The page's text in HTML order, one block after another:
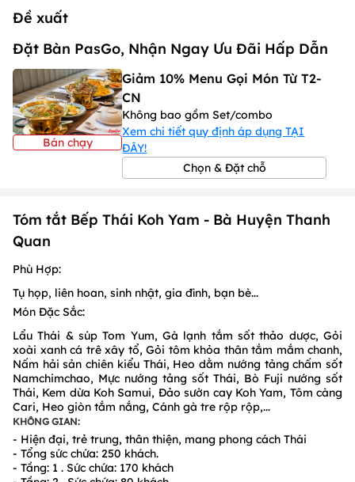
Đề xuất
Đặt Bàn PasGo, Nhận Ngay Ưu Đãi Hấp Dẫn
Bán chạy
Giảm 10% Menu Gọi Món Từ T2-
CN
Không bao gồm Set/combo
Xem chi tiết quy định áp dụng TẠI
ĐÂY!
Chọn & Đặt chỗ
Tóm tắt Bếp Thái Koh Yam - Bà Huyện Thanh
Quan
Phù Hợp:
Tụ họp, liên hoan, sinh nhật, gia đình, bạn bè...
Món Đặc Sắc:
Lẩu Thái & súp Tom Yum, Gà lạnh tắm sốt thảo dược, Gỏi
xoài xanh cá trê xây tổ, Gỏi tôm khỏa thân tắm mắm chanh,
Nấm hải sản chiên kiểu Thái, Heo dằm nướng tảng chấm sốt
Namchimchao, Mực nướng tảng sốt Thái, Bò Fuji nướng sốt
Thái, Kem dừa Koh Samui, Đảo sườn cay Koh Yam, Tôm càng
Cari, Heo giòn tắm nắng, Cánh gà tre rộp rộp,...
KHÔNG GIAN:
- Hiện đại, trẻ trung, thân thiện, mang phong cách Thái
- Tổng sức chứa: 250 khách.
- Tầng: 1 . Sức chứa: 170 khách
/1